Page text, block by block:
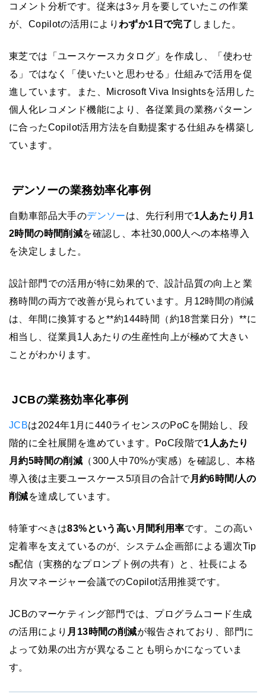
コメント分析です。従来は3ヶ月を要していたこの作業
が、Copilotの活用により わずか1日で完了 しました。
東芝では「ユースケースカタログ」を作成し、「使わせ
る」ではなく「使いたいと思わせる」仕組みで活用を促
進しています。また、Microsoft Viva Insightsを活用した
個人化レコメンド機能により、各従業員の業務パターン
に合ったCopilot活用方法を自動提案する仕組みを構築し
ています。
デンソーの業務効率化事例
自動車部品大手のデンソーは、先行利用で1人あたり月1
2時間の時間削減を確認し、本社30,000人への本格導入
を決定しました。
設計部門での活用が特に効果的で、設計品質の向上と業
務時間の両方で改善が見られています。月12時間の削減
は、年間に換算すると**約144時間（約18営業日分）**に
相当し、従業員1人あたりの生産性向上が極めて大きい
ことがわかります。
JCBの業務効率化事例
JCBは2024年1月に440ライセンスのPoCを開始し、段
階的に全社展開を進めています。PoC段階で1人あたり
月約5時間の削減 （300人中70%が実感）を確認し、本格
導入後は主要ユースケース5項目の合計で月約6時間/人の
削減を達成しています。
特筆すべきは83%という高い月間利用率です。この高い
定着率を支えているのが、システム企画部による週次Tip
s配信（実務的なプロンプト例の共有）と、社長による
月次マネージャー会議でのCopilot活用推奨です。
JCBのマーケティング部門では、プログラムコード生成
の活用により 月13時間の削減が報告されており、部門に
よって効果の出方が異なることも明らかになっていま
す。